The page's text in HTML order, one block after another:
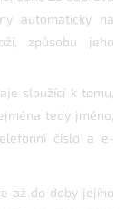
automaticky na
způsobu jeho
sloužící k tomu,
tedy jméno,
číslo a e-
až do doby jejího